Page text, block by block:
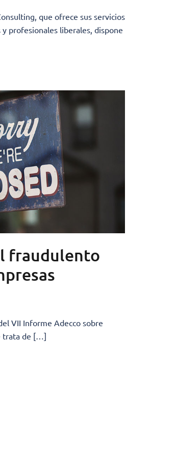
que ofrece sus servicios
profesionales liberales, dispone
fraudulento
VII Informe Adecco sobre
trata de […]